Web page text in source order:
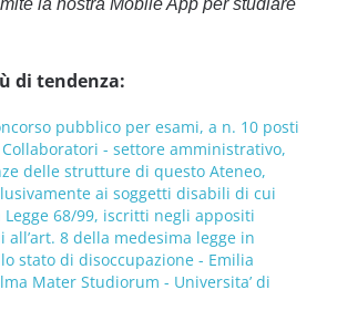
la nostra Mobile App per studiare
di tendenza:
pubblico per esami, a n. 10 posti
Collaboratori - settore amministrativo,
delle strutture di questo Ateneo,
ai soggetti disabili di cui
Legge 68/99, iscritti negli appositi
all’art. 8 della medesima legge in
stato di disoccupazione - Emilia
Mater Studiorum - Universita’ di